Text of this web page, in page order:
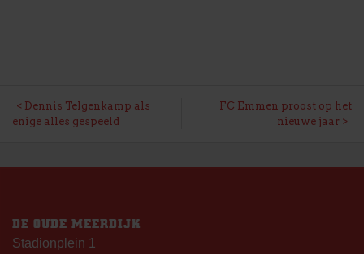
BERICHT
Dennis Telgenkamp als
enige alles gespeeld
FC Emmen proost op het
nieuwe jaar
DE OUDE MEERDIJK
Stadionplein 1